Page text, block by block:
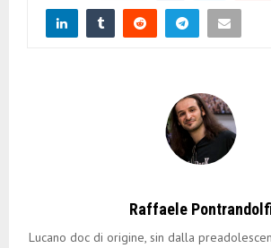
Raffaele
Lucano doc di origine, sin dalla